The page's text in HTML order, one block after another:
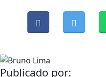
Publicado por: